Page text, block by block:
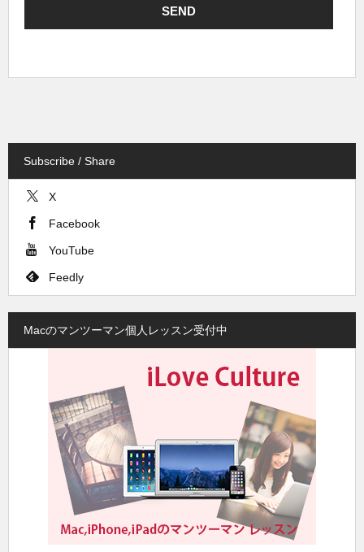
Subscribe / Share
X
Facebook
YouTube
Feedly
Macのマンツーマン個人レッスン受付中